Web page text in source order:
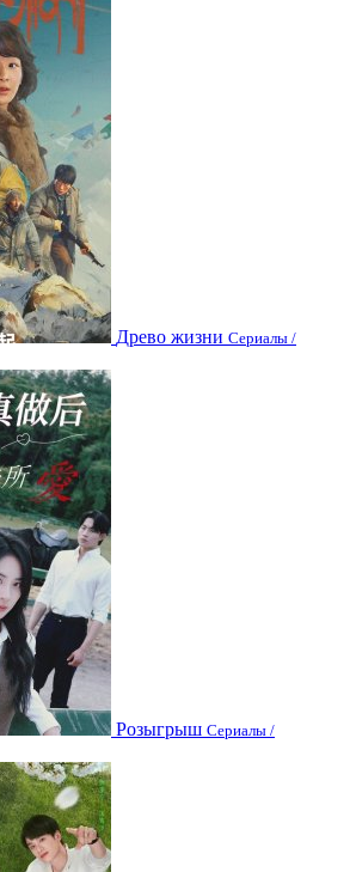
Древо жизни Сериалы /
Розыгрыш Сериалы /